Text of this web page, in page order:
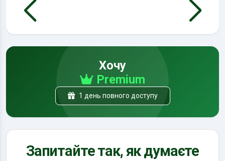
Хочу
Premium
1 день повного доступу
Запитайте так, як думаєте